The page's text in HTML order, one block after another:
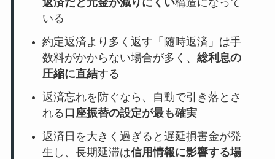
いる
約定返済より多く返す「随時返済」は手
数料がかからない場合が多く、 総利息の
圧縮に直結する
返済忘れを防ぐなら、自動で引き落とさ
れる 口座振替の設定が最も確実
返済日を大きく過ぎると遅延損害金が発
生し、長期延滞は信用情報に影響する場